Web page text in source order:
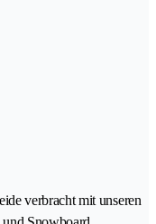
verbracht mit unseren